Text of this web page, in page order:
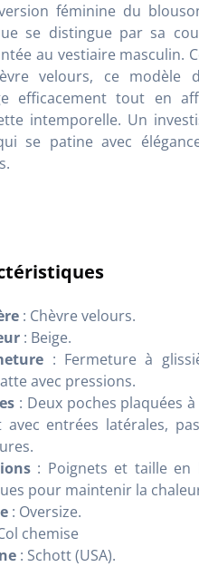
féminine du
se distingue par sa
au vestiaire masculin.
velours, ce modèle
efficacement tout en
intemporelle. Un
se patine avec
: Chèvre velours.
: Beige.
: Fermeture à
avec pressions.
: Deux poches plaquées
avec entrées latérales,
: Poignets et taille en
pour maintenir la
: Oversize.
chemise
: Schott (USA).